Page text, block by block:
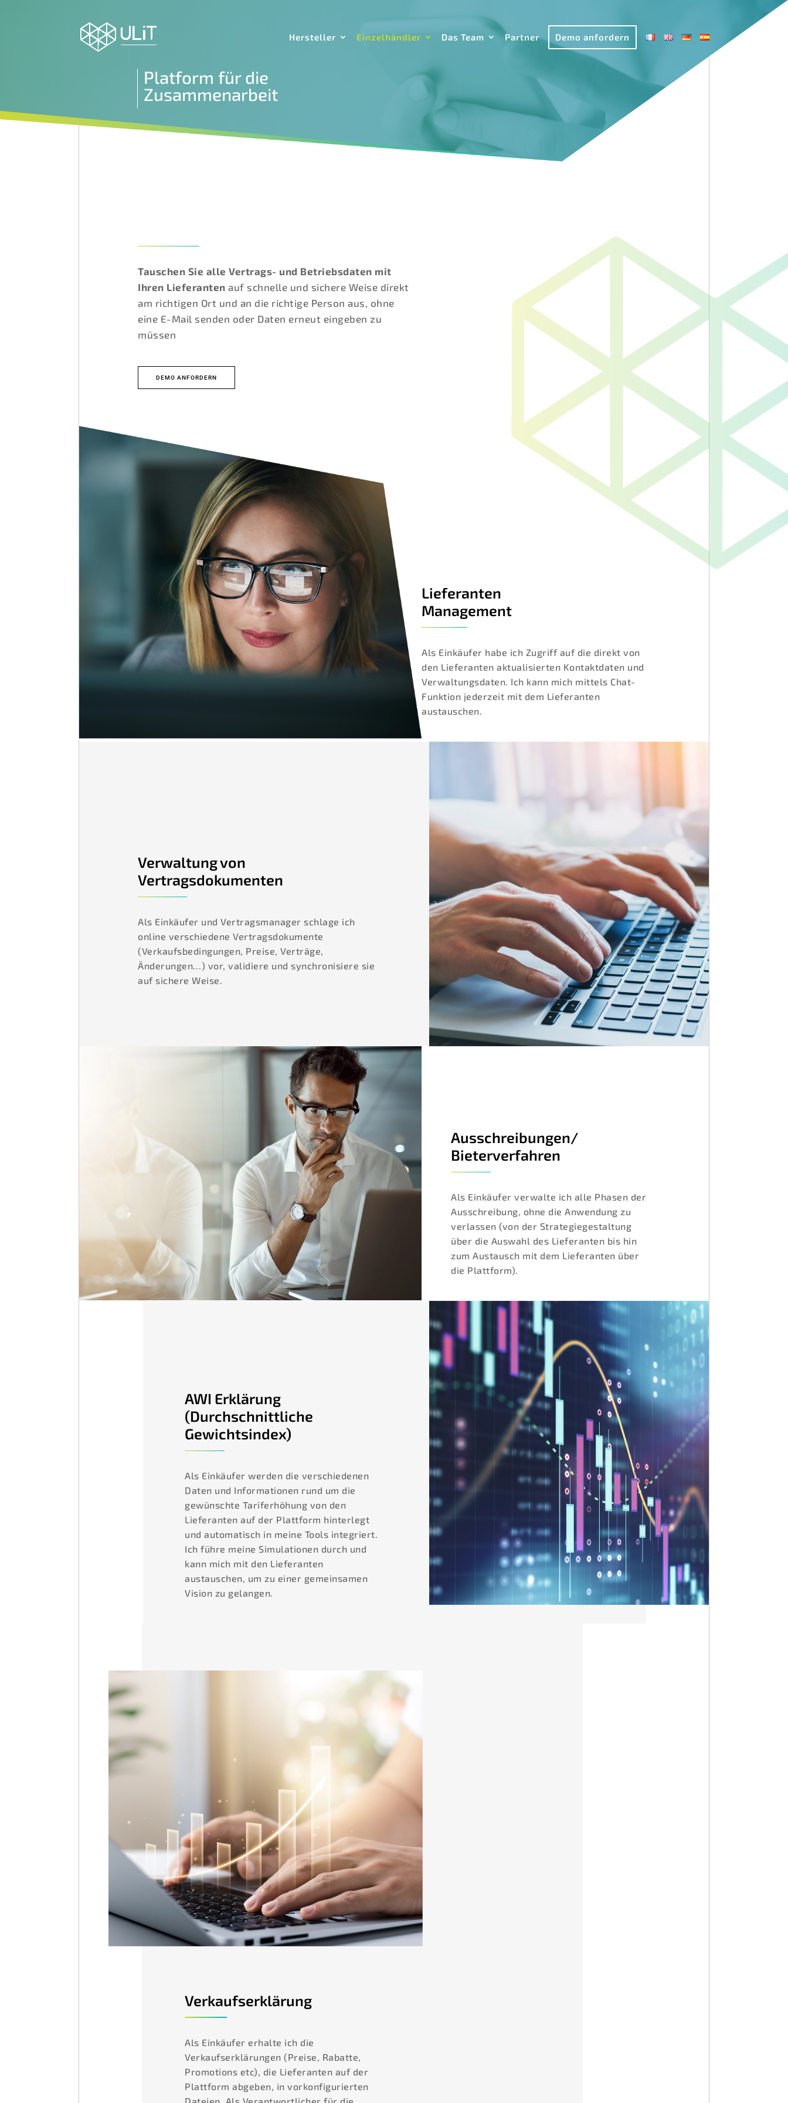
Hersteller Einzelhändler Das Team Partner Demo anfordern
Platform für die
Zusammenarbeit
Tauschen Sie alle Vertrags- und Betriebsdaten mit
Ihren Lieferantenauf schnelle und sichere Weise direkt
am richtigen Ort und an die richtige Person aus, ohne
eine E-Mail senden oder Daten erneut eingeben zu
müssen
DEMO ANFORDERN
Lieferanten
Management
Als Einkäufer habe ich Zugriff auf die direkt von
den Lieferanten aktualisierten Kontaktdaten und
Verwaltungsdaten. Ich kann mich mittels Chat-
Funktion jederzeit mit dem Lieferanten
austauschen.
Verwaltung von
Vertragsdokumenten
Als Einkäufer und Vertragsmanager schlage ich
online verschiedene Vertragsdokumente
(Verkaufsbedingungen, Preise, Verträge,
Änderungen…) vor, validiere und synchronisiere sie
auf sichere Weise.
Ausschreibungen/
Bieterverfahren
Als Einkäufer verwalte ich alle Phasen der
Ausschreibung, ohne die Anwendung zu
verlassen (von der Strategiegestaltung
über die Auswahl des Lieferanten bis hin
zum Austausch mit dem Lieferanten über
die Plattform).
AWI Erklärung
(Durchschnittliche
Gewichtsindex)
Als Einkäufer werden die verschiedenen
Daten und Informationen rund um die
gewünschte Tariferhöhung von den
Lieferanten auf der Plattform hinterlegt
und automatisch in meine Tools integriert.
Ich führe meine Simulationen durch und
kann mich mit den Lieferanten
austauschen, um zu einer gemeinsamen
Vision zu gelangen.
Verkaufserklärung
Als Einkäufer erhalte ich die
Verkaufserklärungen (Preise, Rabatte,
Promotions etc), die Lieferanten auf der
Plattform abgeben, in vorkonfigurierten
Dateien. Als Verantwortlicher für die